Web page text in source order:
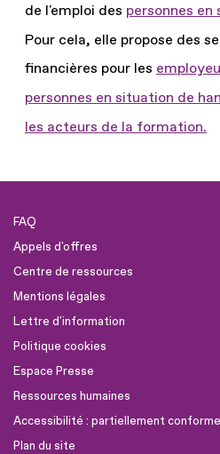
de l'emploi des personnes
Pour cela, elle propose des
financières pour les
personnes en situation de
les acteurs de la formation.
FAQ
Appels d'offres
Centre de ressources
Mentions légales
Lettre d'information
Politique cookies
Espace Presse
Ressources humaines
Accessibilité : partiellement conforme
Plan du site